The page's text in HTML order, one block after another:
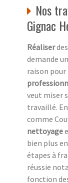
Nos
Gignac
Réaliserdes
demande
raison
veut miser
travaillé.
comme
nettoyage
bien plus
étapes à
réussie
fonction